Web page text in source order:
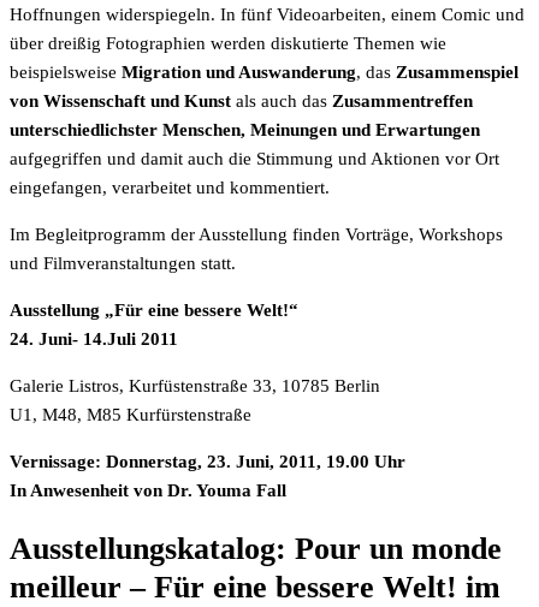
Hoffnungen widerspiegeln. In fünf Videoarbeiten, einem Comic und
über dreißig Fotographien werden diskutierte Themen wie
beispielsweise Migration und Auswanderung, das Zusammenspiel
von Wissenschaft und Kunst als auch das Zusammentreffen
unterschiedlichster Menschen, Meinungen und Erwartungen
aufgegriffen und damit auch die Stimmung und Aktionen vor Ort
eingefangen, verarbeitet und kommentiert.
Im Begleitprogramm der Ausstellung finden Vorträge, Workshops
und Filmveranstaltungen statt.
Ausstellung „Für eine bessere Welt!“
24. Juni- 14.Juli 2011
Galerie Listros, Kurfüstenstraße 33, 10785 Berlin
U1, M48, M85 Kurfürstenstraße
Vernissage: Donnerstag, 23. Juni, 2011, 19.00 Uhr
In Anwesenheit von Dr. Youma Fall
Ausstellungskatalog: Pour un monde
meilleur – Für eine bessere Welt! im